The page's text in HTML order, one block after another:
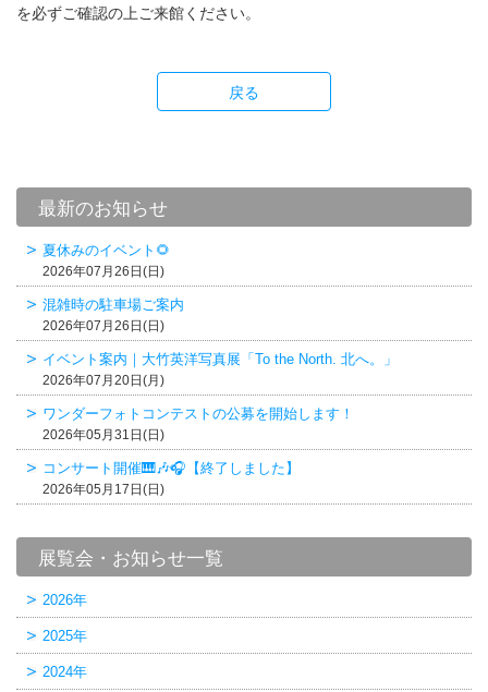
を必ずご確認の上ご来館ください。
戻る
最新のお知らせ
夏休みのイベント🌻
2026年07月26日(日)
混雑時の駐車場ご案内
2026年07月26日(日)
イベント案内｜大竹英洋写真展「To the North. 北へ。」
2026年07月20日(月)
ワンダーフォトコンテストの公募を開始します！
2026年05月31日(日)
コンサート開催🎹🎶🎧【終了しました】
2026年05月17日(日)
展覧会・お知らせ一覧
2026年
2025年
2024年